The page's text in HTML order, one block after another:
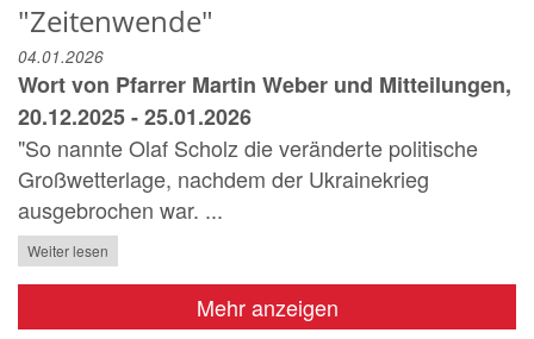
"Zeitenwende"
04.01.2026
Wort von Pfarrer Martin Weber und Mitteilungen,
20.12.2025 - 25.01.2026
"So nannte Olaf Scholz die veränderte politische
Großwetterlage, nachdem der Ukrainekrieg
ausgebrochen war. ...
Weiter lesen
Mehr anzeigen